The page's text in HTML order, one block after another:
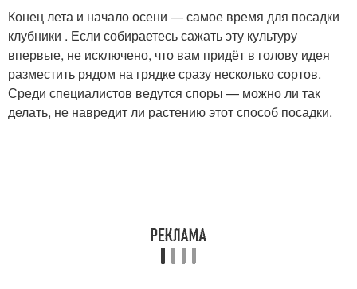
Конец лета и начало осени — самое время для посадки
клубники . Если собираетесь сажать эту культуру
впервые, не исключено, что вам придёт в голову идея
разместить рядом на грядке сразу несколько сортов.
Среди специалистов ведутся споры — можно ли так
делать, не навредит ли растению этот способ посадки.